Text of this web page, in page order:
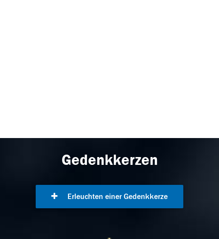
Gedenkkerzen
Erleuchten einer Gedenkkerze